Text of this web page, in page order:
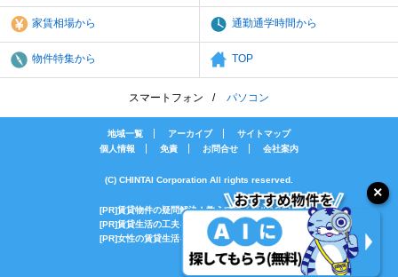
家賃相場から 通勤通学時間から
物件特集から TOP
スマートフォン パソコン
地域一覧 アーカイブ
サイトマップ
個人情報
免責 お問合せ 会社案内
(C) CHINTAI Corporation All rights reserved.
[PR]賃貸物件の疑問解決！教えてエイブルAGENT
[PR]賃貸生活の工夫を紹介！CHINTAI情報局
[PR]女性の賃貸生活を応援！Woman.CHINTAI